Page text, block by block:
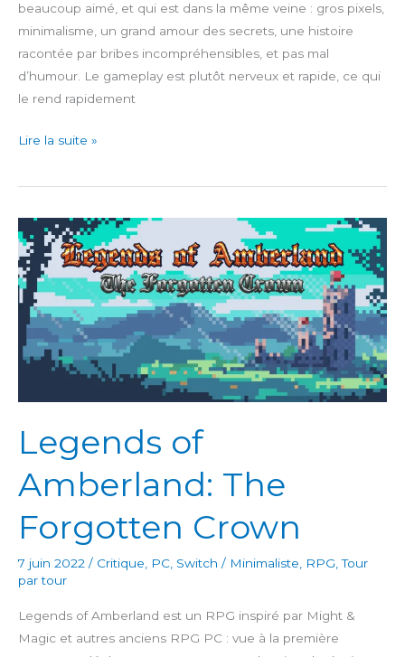
beaucoup aimé, et qui est dans la même veine : gros pixels,
minimalisme, un grand amour des secrets, une histoire
racontée par bribes incompréhensibles, et pas mal
d’humour. Le gameplay est plutôt nerveux et rapide, ce qui
le rend rapidement
Transiruby
Lire la suite »
Legends of
Amberland: The
Forgotten Crown
7 juin 2022 / Critique, PC, Switch / Minimaliste, RPG,Tour
par tour
Legends of Amberland est un RPG inspiré par Might &
Magic et autres anciens RPG PC : vue à la première